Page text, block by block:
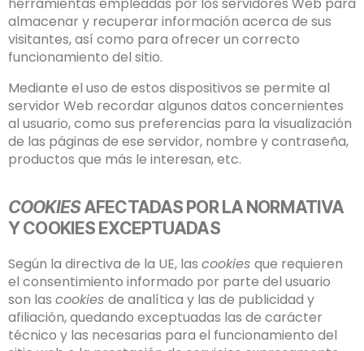
almacenar y recuperar información acerca de sus
visitantes, así como para ofrecer un correcto
funcionamiento del sitio.
Mediante el uso de estos dispositivos se permite al
servidor Web recordar algunos datos concernientes
al usuario, como sus preferencias para la visualización
de las páginas de ese servidor, nombre y contraseña,
productos que más le interesan, etc.
COOKIESAFECTADAS POR LA NORMATIVA
Y COOKIES EXCEPTUADAS
Según la directiva de la UE, las cookies que requieren
el consentimiento informado por parte del usuario
son las cookies de analítica y las de publicidad y
afiliación, quedando exceptuadas las de carácter
técnico y las necesarias para el funcionamiento del